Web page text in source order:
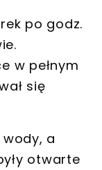
po godz.
.
w pełnym
się
a
otwarte